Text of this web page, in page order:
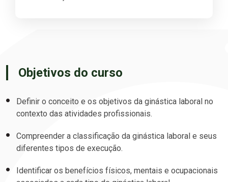
Objetivos do curso
Definir o conceito e os objetivos da ginástica laboral no
contexto das atividades profissionais.
Compreender a classificação da ginástica laboral e seus
diferentes tipos de execução.
Identificar os benefícios físicos, mentais e ocupacionais